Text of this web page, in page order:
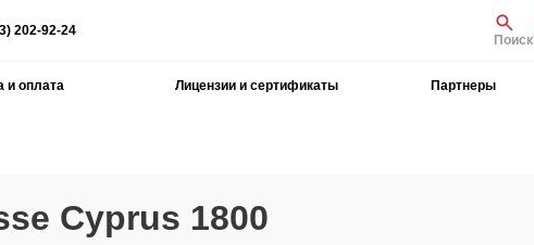
202-92-24
Поиск
и оплата Лицензии и сертификаты Партнеры
Cyprus 1800